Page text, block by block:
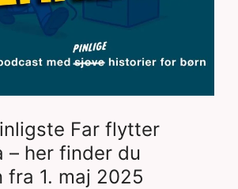
Far flytter
– her finder du
fra 1. maj 2025